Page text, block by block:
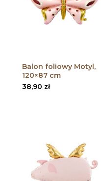
Balon foliowy Motyl,
120×87 cm
38,90 zł